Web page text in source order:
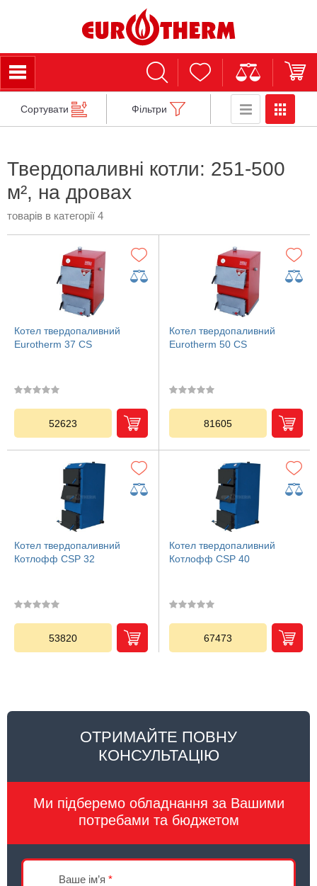
Сортувати Фільтри
Твердопаливні котли: 251-500
м², на дровах
товарів в категорії 4
Котел твердопаливний
Eurotherm 37 CS
52623
Котел твердопаливний
Eurotherm 50 CS
81605
Котел твердопаливний
Котлофф CSP 32
53820
Котел твердопаливний
Котлофф CSP 40
67473
ОТРИМАЙТЕ ПОВНУ
КОНСУЛЬТАЦІЮ
Ми підберемо обладнання за Вашими
потребами та бюджетом
Ваше ім’я *